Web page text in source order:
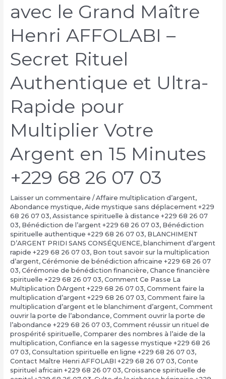
avec le Grand Maître
Henri AFFOLABI –
Secret Rituel
Authentique et Ultra-
Rapide pour
Multiplier Votre
Argent en 15 Minutes
+229 68 26 07 03
Laisser un commentaire /Affaire multiplication d’argent,
Abondance mystique, Aide mystique sans déplacement +229
68 26 07 03, Assistance spirituelle à distance +229 68 26 07
03, Bénédiction de l’argent +229 68 26 07 03, Bénédiction
spirituelle authentique +229 68 26 07 03, BLANCHIMENT
D’ARGENT PRIDI SANS CONSÉQUENCE, blanchiment d’argent
rapide +229 68 26 07 03, Bon tout savoir sur la multiplication
d’argent, Cérémonie de bénédiction africaine +229 68 26 07
03, Cérémonie de bénédiction financière, Chance financière
spirituelle +229 68 26 07 03, Comment Ce Passe La
Multiplication ĎArgent +229 68 26 07 03, Comment faire la
multiplication d’argent +229 68 26 07 03, Comment faire la
multiplication d’argent et le blanchiment d’argent, Comment
ouvrir la porte de l’abondance, Comment ouvrir la porte de
l’abondance +229 68 26 07 03, Comment réussir un rituel de
prospérité spirituelle, Comparer des nombres à l’aide de la
multiplication, Confiance en la sagesse mystique +229 68 26
07 03, Consultation spirituelle en ligne +229 68 26 07 03,
Contact Maître Henri AFFOLABI +229 68 26 07 03, Conte
spirituel africain +229 68 26 07 03, Croissance spirituelle de